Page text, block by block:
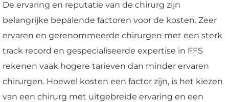
De ervaring en reputatie van de chirurg zijn
belangrijke bepalende factoren voor de kosten. Zeer
ervaren en gerenommeerde chirurgen met een sterk
track record en gespecialiseerde expertise in FFS
rekenen vaak hogere tarieven dan minder ervaren
chirurgen. Hoewel kosten een factor zijn, is het kiezen
van een chirurg met uitgebreide ervaring en een